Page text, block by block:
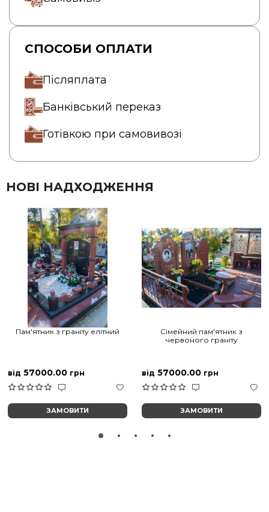
СПОСОБИ ОПЛАТИ
Післяплата
Банківський переказ
Готівкою при самовивозі
НОВІ НАДХОДЖЕННЯ
Пам'ятник з граніту елітний
від 57000.00 грн
ЗАМОВИТИ
Сімейний пам'ятник з
червоного граніту
від 57000.00 грн
ЗАМОВИТИ